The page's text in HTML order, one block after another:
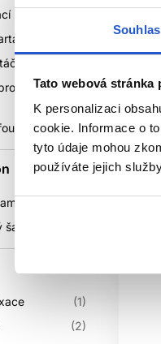
Souhlas
Tato webová stránka
K personalizaci
cookie. Informace o
tyto údaje mohou
používáte jejich
kartáč
vlasů 3
1
2